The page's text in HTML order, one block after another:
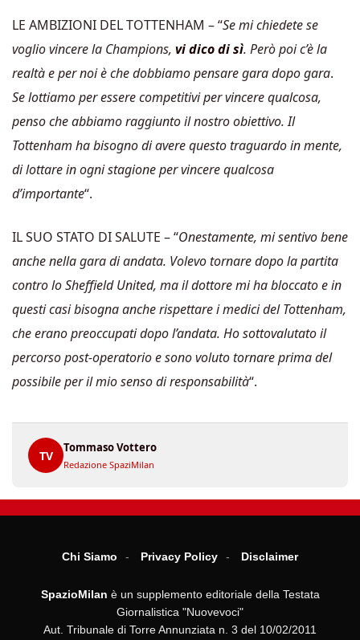
LE AMBIZIONI DEL TOTTENHAM – “Se mi chiedete se
voglio vincere la Champions, vi dico di sì. Però poi c’è la
realtà e per noi è che dobbiamo pensare gara dopo gara.
Se lottiamo per essere competitivi per vincere qualcosa,
penso che abbiamo raggiunto il nostro obiettivo. Il
Tottenham ha bisogno di avere questo traguardo in mente,
di lottare in ogni stagione per vincere qualcosa
d’importante“.
IL SUO STATO DI SALUTE – “Onestamente, mi sentivo bene
anche nella gara di andata. Volevo tornare dopo la partita
contro lo Sheffield United, ma il dottore mi ha bloccato e in
questi casi bisogna anche rispettare i medici del Tottenham,
che erano preoccupati dopo l’andata. Ho sottovalutato il
percorso post-operatorio e sono voluto tornare prima del
possibile per il mio senso di responsabilità“.
TV
Tommaso Vottero
Redazione SpaziMilan
Chi Siamo Privacy Policy Disclaimer
SpazioMilan è un supplemento editoriale della Testata
Giornalistica "Nuovevoci"
Aut. Tribunale di Torre Annunziata n. 3 del 10/02/2011